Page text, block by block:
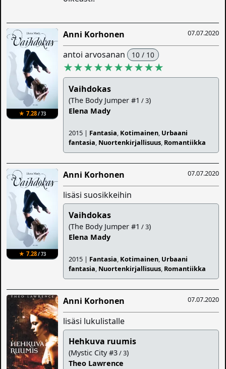
★ 7.28/ 73
07.07.2020
Anni Korhonen
antoi arvosanan 10 / 10
★★★★★★★★★★
Vaihdokas
(The Body Jumper #1 / 3)
Elena Mady
2015 | Fantasia, Kotimainen, Urbaani
fantasia, Nuortenkirjallisuus, Romantiikka
★ 7.28/ 73
07.07.2020
Anni Korhonen
lisäsi suosikkeihin
Vaihdokas
(The Body Jumper #1 / 3)
Elena Mady
2015 | Fantasia, Kotimainen, Urbaani
fantasia, Nuortenkirjallisuus, Romantiikka
07.07.2020
Anni Korhonen
lisäsi lukulistalle
Hehkuva ruumis
(Mystic City #3/ 3)
Theo Lawrence